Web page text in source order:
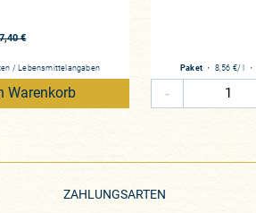
€
/ Lebensmittelangaben
Warenkorb
Paket・ 8,56 €/ l ・
-
ZAHLUNGSARTEN